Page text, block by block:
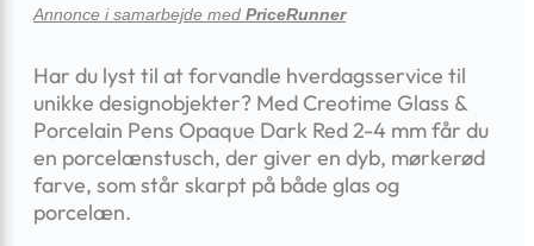
Annonce i samarbejde med PriceRunner
Har du lyst til at forvandle hverdagsservice til
unikke designobjekter? Med Creotime Glass &
Porcelain Pens Opaque Dark Red 2-4 mm får du
en porcelænstusch, der giver en dyb, mørkerød
farve, som står skarpt på både glas og
porcelæn.